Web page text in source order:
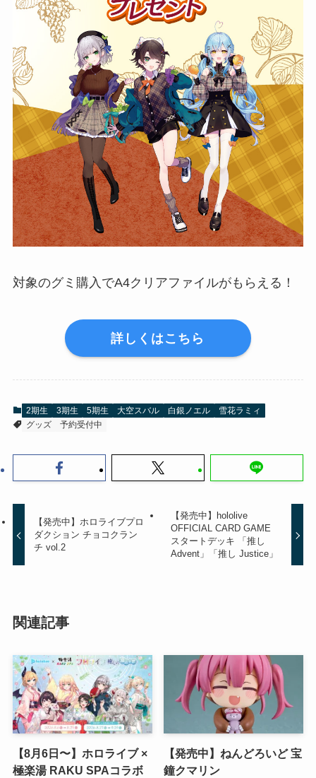
対象のグミ購入でA4クリアファイルがもらえる！
詳しくはこちら
2期生 3期生 5期生 大空スバル 白銀ノエル
雪花ラミィ
グッズ
予約受付中
【発売中】ホロライブプロ
ダクション チョコクラン
チ vol.2
【発売中】hololive
OFFICIAL CARD GAME
スタートデッキ 「推し
Advent」「推し Justice」
関連記事
【8月6日〜】ホロライブ ×
極楽湯 RAKU SPAコラボ
【発売中】ねんどろいど 宝
鐘クマリン